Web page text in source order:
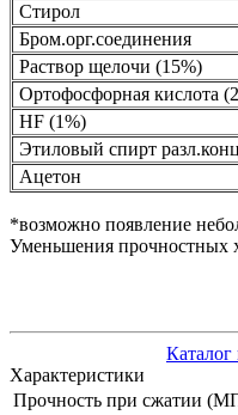
Стирол
Бром.орг.соединения
Раствор щелочи (15%)
Ортофосфорная кислота
HF (1%)
Этиловый спирт
Ацетон
*возможно появление
Уменьшения прочностных
Каталог
Характеристики
Прочность при сжатии